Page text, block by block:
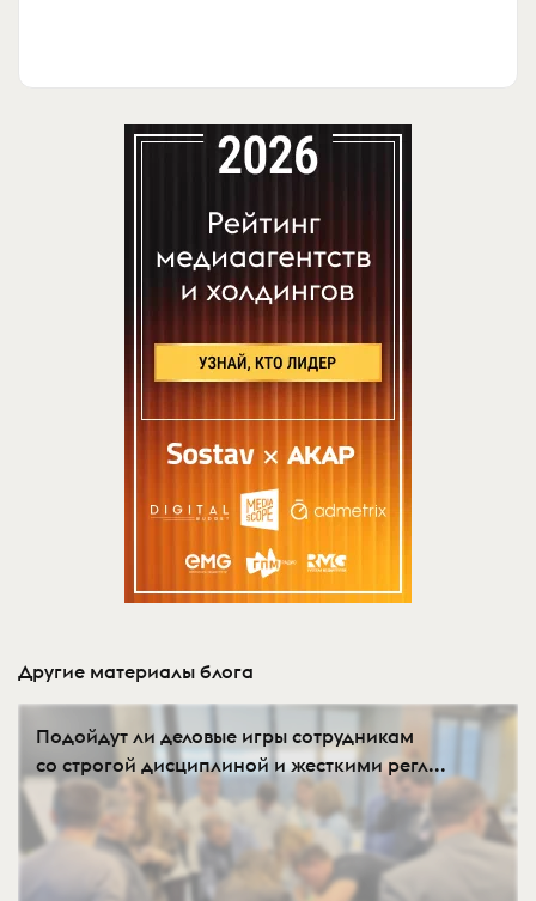
Другие материалы блога
Подойдут ли деловые игры сотрудникам
со строгой дисциплиной и жесткими регл...